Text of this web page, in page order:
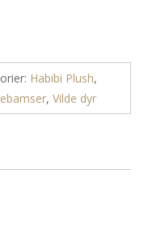
Habibi Plush,
, Vilde dyr